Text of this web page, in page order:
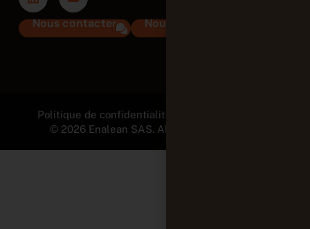
Nous contacter Nous rejoindre
Politique de confidentialité et Mentions légales
© 2026 Enalean SAS. All Rights Reserved.